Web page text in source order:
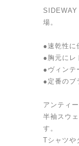
SIDEWAY
場。
●速乾性に
●胸元にレ
●ヴィンテ
●定番のブ
アンティ
半袖スウ
す。
Tシャツや